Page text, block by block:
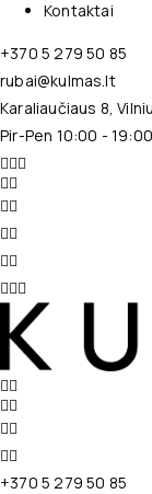
Kontaktai
+370 5 279 50 85
rubai@kulmas.lt
Karaliaučiaus 8,
Pir-Pen 10:00 -
+370 5 279 50 85